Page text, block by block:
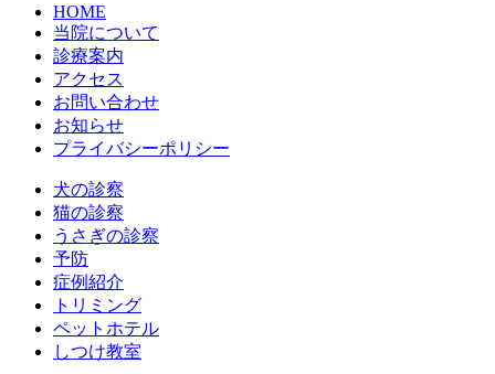
HOME
当院について
診療案内
アクセス
お問い合わせ
お知らせ
プライバシーポリシー
犬の診察
猫の診察
うさぎの診察
予防
症例紹介
トリミング
ペットホテル
しつけ教室